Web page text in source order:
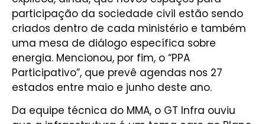
participação da sociedade civil estão sendo
criados dentro de cada ministério e também
uma mesa de diálogo específica sobre
energia. Mencionou, por fim, o “PPA
Participativo”, que prevê agendas nos 27
estados entre maio e junho deste ano.
Da equipe técnica do MMA, o GT Infra ouviu